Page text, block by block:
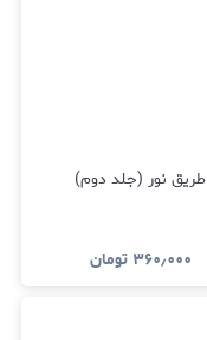
طریق نور (جلد دوم)
۳۶۰٫۰۰۰ تومان